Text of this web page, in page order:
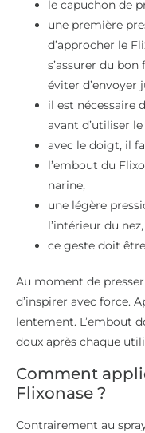
le capuchon de
une première
d’approcher le
s’assurer du
éviter d’envoyer
il est nécessaire
avant d’utiliser
avec le doigt, il
l’embout du
narine,
une légère
l’intérieur du nez,
ce geste doit
Au moment de
d’inspirer avec force.
lentement. L’embout
doux après chaque
Comment
Flixonase ?
Contrairement au